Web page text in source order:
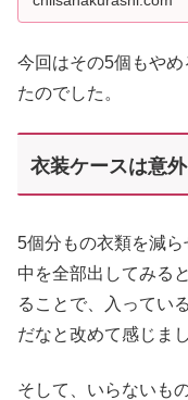
今回はその5個もや
たのでした。
衣装ケースは意
5個分もの衣類を減
中を全部出してみる
ることで、入ってい
だなと改めて感じまし
そして、いらないも